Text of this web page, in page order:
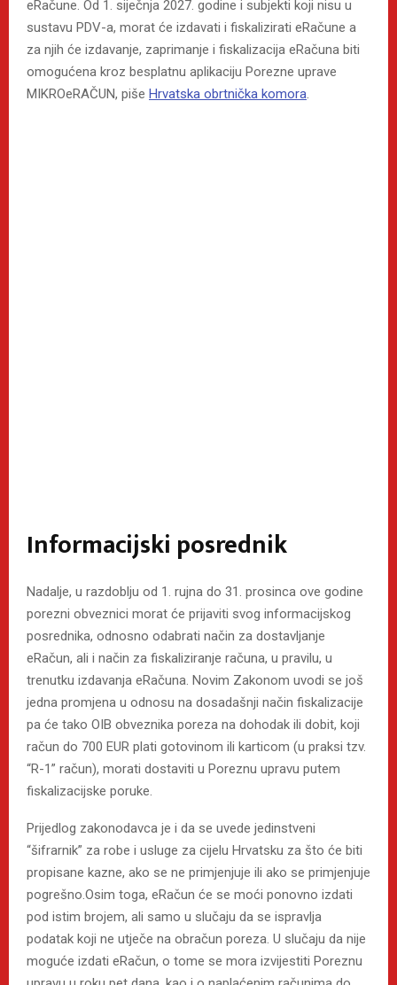
eRačune. Od 1. siječnja 2027. godine i subjekti koji nisu u
sustavu PDV-a, morat će izdavati i fiskalizirati eRačune a
za njih će izdavanje, zaprimanje i fiskalizacija eRačuna biti
omogućena kroz besplatnu aplikaciju Porezne uprave
MIKROeRAČUN, piše Hrvatska obrtnička komora.
Informacijski posrednik
Nadalje, u razdoblju od 1. rujna do 31. prosinca ove godine
porezni obveznici morat će prijaviti svog informacijskog
posrednika, odnosno odabrati način za dostavljanje
eRačun, ali i način za fiskaliziranje računa, u pravilu, u
trenutku izdavanja eRačuna. Novim Zakonom uvodi se još
jedna promjena u odnosu na dosadašnji način fiskalizacije
pa će tako OIB obveznika poreza na dohodak ili dobit, koji
račun do 700 EUR plati gotovinom ili karticom (u praksi tzv.
“R-1” račun), morati dostaviti u Poreznu upravu putem
fiskalizacijske poruke.
Prijedlog zakonodavca je i da se uvede jedinstveni
“šifrarnik” za robe i usluge za cijelu Hrvatsku za što će biti
propisane kazne, ako se ne primjenjuje ili ako se primjenjuje
pogrešno.Osim toga, eRačun će se moći ponovno izdati
pod istim brojem, ali samo u slučaju da se ispravlja
podatak koji ne utječe na obračun poreza. U slučaju da nije
moguće izdati eRačun, o tome se mora izvijestiti Poreznu